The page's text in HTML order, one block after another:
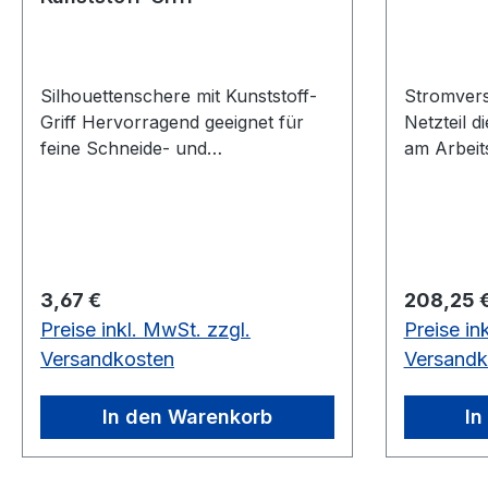
Silhouettenschere mit Kunststoff-
Griff Hervorragend geeignet für
feine Schneide- und
Regulärer Preis:
3,67 €
Preise inkl. MwSt. zzgl.
Versandkosten
In den Warenkorb
Netzteil
am
auch in
Die Wahl
der
Regulärer
208,25
Preise
In